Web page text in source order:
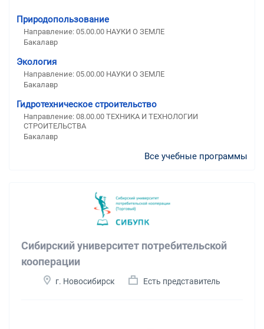
Природопользование
Направление: 05.00.00 НАУКИ О ЗЕМЛЕ
Бакалавр
Экология
Направление: 05.00.00 НАУКИ О ЗЕМЛЕ
Бакалавр
Гидротехническое строительство
Направление: 08.00.00 ТЕХНИКА И ТЕХНОЛОГИИ
СТРОИТЕЛЬСТВА
Бакалавр
Все учебные программы
Сибирский университет потребительской
кооперации
г. Новосибирск Есть представитель